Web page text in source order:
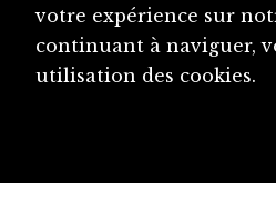
votre expérience sur
continuant à naviguer,
utilisation des cookies.